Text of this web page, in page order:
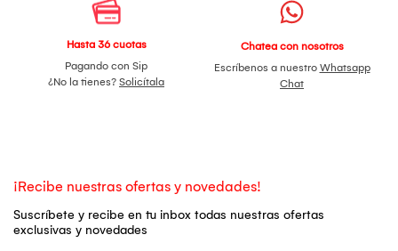
Hasta 36 cuotas
Pagando con Sip
¿No la tienes? Solicítala
Chatea con nosotros
Escríbenos a nuestro Whatsapp
Chat
¡Recibe nuestras ofertas y novedades!
Suscríbete y recibe en tu inbox todas nuestras ofertas
exclusivas y novedades